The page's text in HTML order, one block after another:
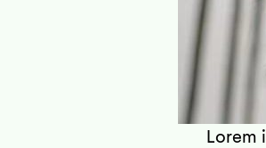
Lorem